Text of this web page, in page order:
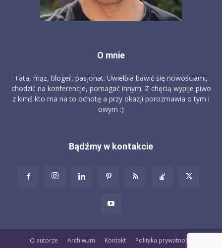
O mnie
Tata, mąż, bloger, pasjonat. Uwielbia bawić się nowościami,
chodzić na konferencje, pomagać innym. Z chęcią wypije piwo
z kimś kto ma na to ochotę a przy okazji porozmawia o tym i
owym :)
Bądźmy w kontakcie
O autorze Archiwum Kontakt Polityka prywatności